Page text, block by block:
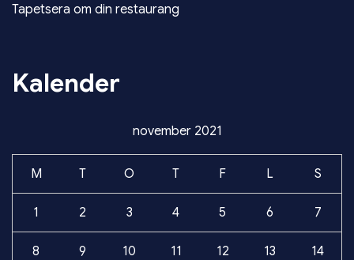
Tapetsera om din restaurang
Kalender
november 2021
M T O T F L S
1 2 3 4 5 6 7
8 9 10 11 12 13 14